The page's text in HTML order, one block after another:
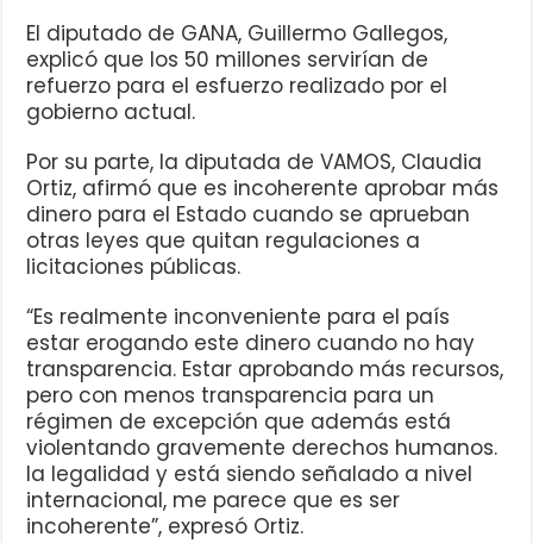
El diputado de GANA, Guillermo Gallegos,
explicó que los 50 millones servirían de
refuerzo para el esfuerzo realizado por el
gobierno actual.
Por su parte, la diputada de VAMOS, Claudia
Ortiz, afirmó que es incoherente aprobar más
dinero para el Estado cuando se aprueban
otras leyes que quitan regulaciones a
licitaciones públicas.
“Es realmente inconveniente para el país
estar erogando este dinero cuando no hay
transparencia. Estar aprobando más recursos,
pero con menos transparencia para un
régimen de excepción que además está
violentando gravemente derechos humanos.
la legalidad y está siendo señalado a nivel
internacional, me parece que es ser
incoherente”, expresó Ortiz.